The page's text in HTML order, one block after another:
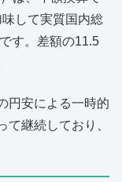
して実質国内総
す。差額の11.5
円安による一時的
継続しており、